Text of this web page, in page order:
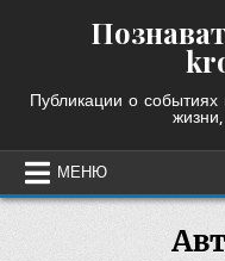
Публикации о событиях
МЕНЮ